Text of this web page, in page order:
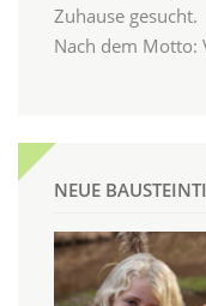
Zuhause gesucht.
Nach dem Motto:
NEUE